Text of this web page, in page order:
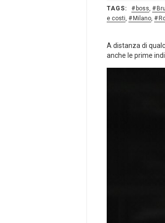
TAGS: boss,
e costi, Milano,
A distanza di
anche le prime